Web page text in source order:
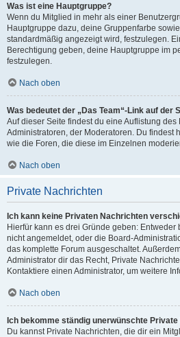
Was ist eine Hauptgruppe?
Wenn du Mitglied in mehr als einer
Hauptgruppe dazu, deine Gruppenfarbe
standardmäßig angezeigt wird, festzulegen.
Berechtigung geben, deine Hauptgruppe im
festzulegen.
Nach oben
Was bedeutet der „Das Team“-Link auf der
Auf dieser Seite findest du eine Auflistung
Administratoren, der Moderatoren. Du findest
wie die Foren, die diese im Einzelnen
Nach oben
Private Nachrichten
Ich kann keine Privaten Nachrichten
Hierfür kann es drei Gründe geben:
nicht angemeldet, oder die Board-
das komplette Forum ausgeschaltet.
Administrator dir das Recht, Private
Kontaktiere einen Administrator, um weitere
Nach oben
Ich bekomme ständig unerwünschte
Du kannst Private Nachrichten, die dir ein